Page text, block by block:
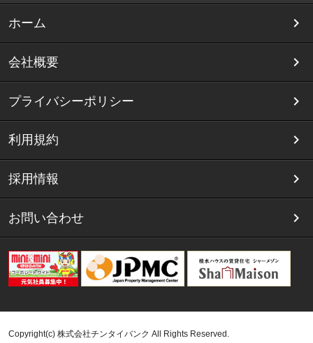
ホーム
会社概要
プライバシーポリシー
利用規約
採用情報
お問い合わせ
Copyright(c) 株式会社チンタイバンク All Rights Reserved.